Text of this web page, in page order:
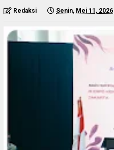
Redaksi Senin, Mei 11, 2026